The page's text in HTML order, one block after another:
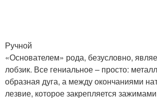
Ручной
«Основателем» рода, безусловно,
лобзик. Все гениальное – просто:
образная дуга, а между окончаниями
лезвие, которое закрепляется